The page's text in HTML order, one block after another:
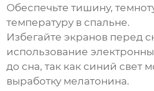
Обеспечьте тишину,
температуру в спальне.
Избегайте экранов перед
использование
до сна, так как синий свет
выработку мелатонина.